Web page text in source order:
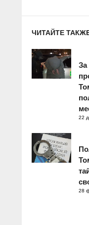
ЧИТАЙТЕ
За
22
28